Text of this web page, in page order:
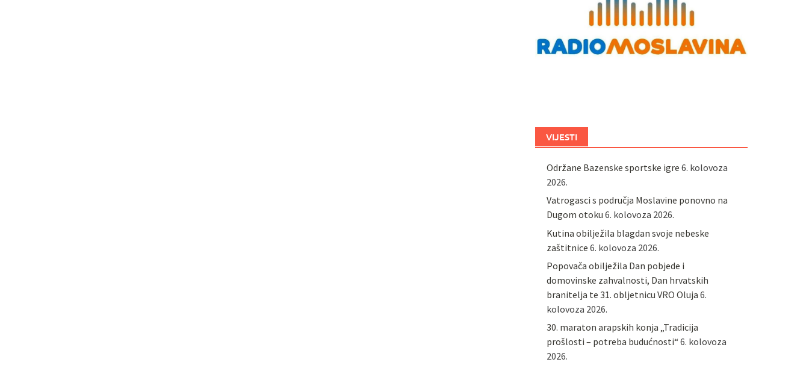
VIJESTI
Održane Bazenske sportske igre 6. kolovoza
2026.
Vatrogasci s područja Moslavine ponovno na
Dugom otoku 6. kolovoza 2026.
Kutina obilježila blagdan svoje nebeske
zaštitnice 6. kolovoza 2026.
Popovača obilježila Dan pobjede i
domovinske zahvalnosti, Dan hrvatskih
branitelja te 31. obljetnicu VRO Oluja 6.
kolovoza 2026.
30. maraton arapskih konja „Tradicija
prošlosti – potreba budućnosti“ 6. kolovoza
2026.